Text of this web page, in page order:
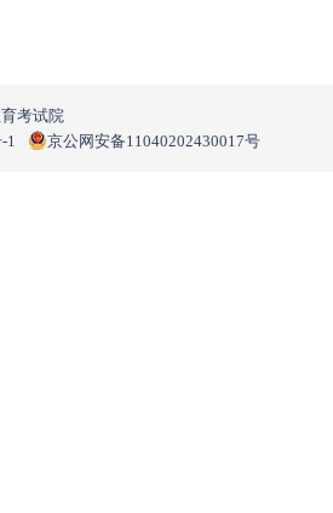
考试院
1
京公网安备11040202430017号